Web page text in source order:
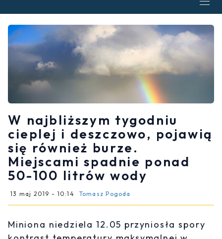
W najbliższym tygodniu
cieplej i deszczowo, pojawią
się również burze.
Miejscami spadnie ponad
50-100 litrów wody
13 maj 2019 - 10:14 Tomasz Pogoda
Miniona niedziela 12.05 przyniosła spory